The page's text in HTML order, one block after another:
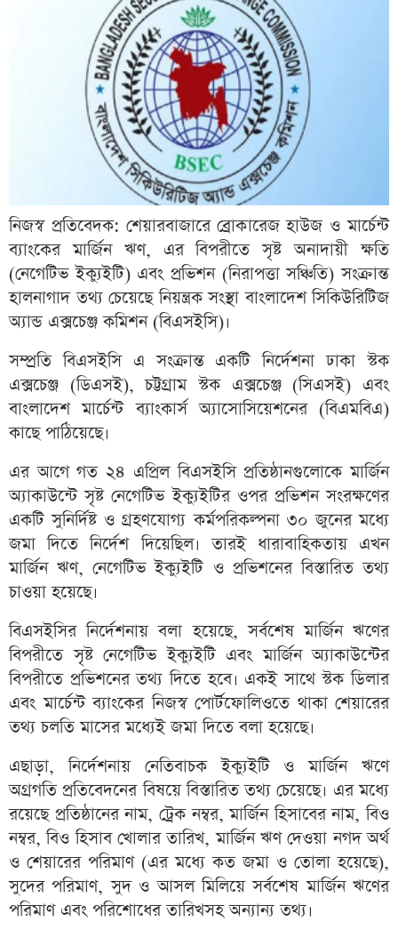
নিজস্ব প্রতিবেদক: শেয়ারবাজারে ব্রোকারেজ হাউজ ও মার্চেন্ট
ব্যাংকের মার্জিন ঋণ, এর বিপরীতে সৃষ্ট অনাদায়ী ক্ষতি
(নেগেটিভ ইক্যুইটি) এবং প্রভিশন (নিরাপত্তা সঞ্চিতি) সংক্রান্ত
হালনাগাদ তথ্য চেয়েছে নিয়ন্ত্রক সংস্থা বাংলাদেশ সিকিউরিটিজ
অ্যান্ড এক্সচেঞ্জ কমিশন (বিএসইসি)।
সম্প্রতি বিএসইসি এ সংক্রান্ত একটি নির্দেশনা ঢাকা স্টক
এক্সচেঞ্জ (ডিএসই), চট্টগ্রাম স্টক এক্সচেঞ্জ (সিএসই) এবং
বাংলাদেশ মার্চেন্ট ব্যাংকার্স অ্যাসোসিয়েশনের (বিএমবিএ)
কাছে পাঠিয়েছে।
এর আগে গত ২৪ এপ্রিল বিএসইসি প্রতিষ্ঠানগুলোকে মার্জিন
অ্যাকাউন্টে সৃষ্ট নেগেটিভ ইক্যুইটির ওপর প্রভিশন সংরক্ষণের
একটি সুনির্দিষ্ট ও গ্রহণযোগ্য কর্মপরিকল্পনা ৩০ জুনের মধ্যে
জমা দিতে নির্দেশ দিয়েছিল। তারই ধারাবাহিকতায় এখন
মার্জিন ঋণ, নেগেটিভ ইক্যুইটি ও প্রভিশনের বিস্তারিত তথ্য
চাওয়া হয়েছে।
বিএসইসির নির্দেশনায় বলা হয়েছে, সর্বশেষ মার্জিন ঋণের
বিপরীতে সৃষ্ট নেগেটিভ ইক্যুইটি এবং মার্জিন অ্যাকাউন্টের
বিপরীতে প্রভিশনের তথ্য দিতে হবে। একই সাথে স্টক ডিলার
এবং মার্চেন্ট ব্যাংকের নিজস্ব পোর্টফোলিওতে থাকা শেয়ারের
তথ্য চলতি মাসের মধ্যেই জমা দিতে বলা হয়েছে।
এছাড়া, নির্দেশনায় নেতিবাচক ইক্যুইটি ও মার্জিন ঋণে
অগ্রগতি প্রতিবেদনের বিষয়ে বিস্তারিত তথ্য চেয়েছে। এর মধ্যে
রয়েছে প্রতিষ্ঠানের নাম, ট্রেক নম্বর, মার্জিন হিসাবের নাম, বিও
নম্বর, বিও হিসাব খোলার তারিখ, মার্জিন ঋণ দেওয়া নগদ অর্থ
ও শেয়ারের পরিমাণ (এর মধ্যে কত জমা ও তোলা হয়েছে),
সুদের পরিমাণ, সুদ ও আসল মিলিয়ে সর্বশেষ মার্জিন ঋণের
পরিমাণ এবং পরিশোধের তারিখসহ অন্যান্য তথ্য।